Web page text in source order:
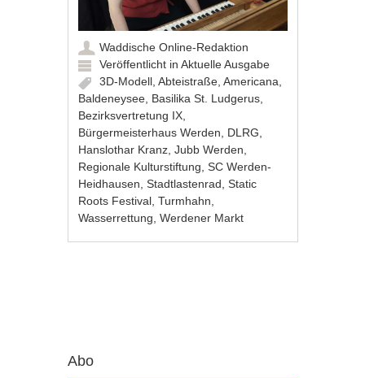
Waddische Online-Redaktion
Veröffentlicht inAktuelle Ausgabe
3D-Modell ,Abteistraße ,Americana
Baldeneysee Basilika St. Ludgerus
Bezirksvertretung IX
Bürgermeisterhaus Werden
DLRG
Hanslothar Kranz ,Jubb Werden
Regionale Kulturstiftung ,SC Werden-
Heidhausen ,Stadtlastenrad ,Static
Roots Festival ,Turmhahn
Wasserrettung ,Werdener Markt
Abo